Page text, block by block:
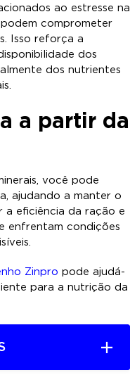
ao estresse na
comprometer
Isso reforça a
dos
dos nutrientes
a partir da
você pode
ajudando a manter o
a eficiência da ração e
enfrentam condições
Zinpro pode ajudá-
para a nutrição da